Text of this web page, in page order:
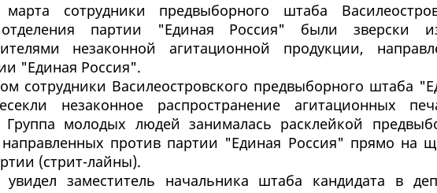
сотрудники предвыборного штаба
партии "Единая Россия" были зверски
незаконной агитационной продукции,
"Единая Россия".
сотрудники Василеостровского предвыборного штаба
незаконное распространение агитационных
Группа молодых людей занималась расклейкой
против партии "Единая Россия" прямо на
(стрит-лайны).
заместитель начальника штаба кандидата в